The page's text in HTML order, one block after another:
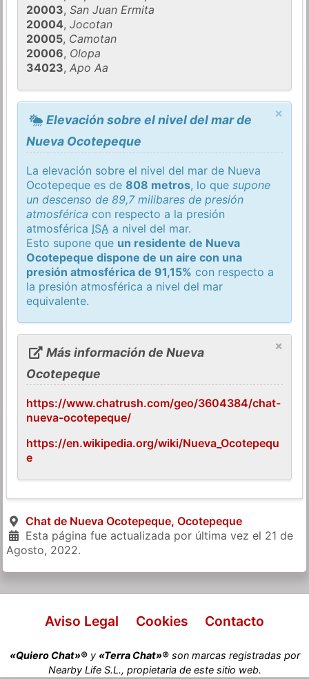
20003,San Juan Ermita
20004,Jocotan
20005, Camotan
20006, Olopa
34023,Apo Aa
×
Elevación sobre el nivel del mar de
Nueva Ocotepeque
La elevación sobre el nivel del mar de Nueva
Ocotepeque es de808 metros, lo quesupone
un descenso de 89,7 milibares de presión
atmosférica con respecto a la presión
atmosférica ISA a nivel del mar.
Esto supone que un residente de Nueva
Ocotepeque dispone de un aire con una
presión atmosférica de 91,15% con respecto a
la presión atmosférica a nivel del mar
equivalente.
×
Más información de Nueva
Ocotepeque
https://www.chatrush.com/geo/3604384/chat-
nueva-ocotepeque/
https://en.wikipedia.org/wiki/Nueva_Ocotepequ
e
Chat de Nueva Ocotepeque, Ocotepeque
Esta página fue actualizada por última vez el 21 de
Agosto, 2022.
Aviso Legal Cookies Contacto
«Quiero Chat»®y «Terra Chat»®son marcas registradas por
Nearby Life S.L., propietaria de este sitio web.